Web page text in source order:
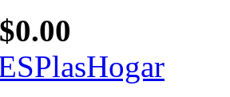
$0.00
PlasHogar